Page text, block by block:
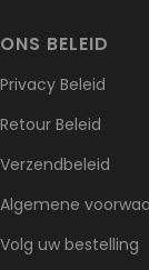
Sommige
maat gemaakte
cosmetica). Wij
stoffen,
contact met ons
Helaas kunnen
ONS BELEID
Privacy Beleid
Retour Beleid
Verzendbeleid
Algemene
Volg uw bestelling